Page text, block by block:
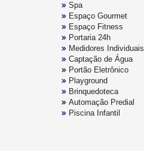
Spa
Espaço Gourmet
Espaço Fitness
Portaria 24h
Medidores Individuais
Captação de Água
Portão Eletrônico
Playground
Brinquedoteca
Automação Predial
Piscina Infantil